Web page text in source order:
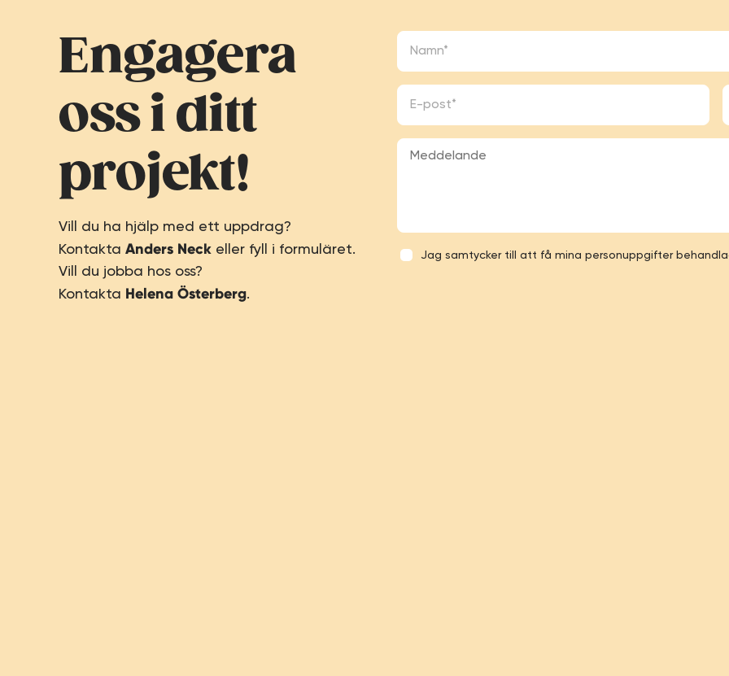
Engagera
oss i ditt
projekt!
Vill du ha hjälp med ett uppdrag?
Kontakta Anders Neckeller fyll i formuläret.
Vill du jobba hos oss?
Kontakta Helena Österberg.
Namn
E-
post
Meddelande
Samtycke
Jag samtycker till att få mina personuppgifter